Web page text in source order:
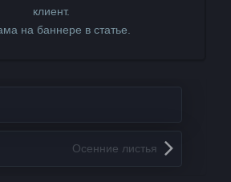
клиент.
на баннере в статье.
Осенние листья